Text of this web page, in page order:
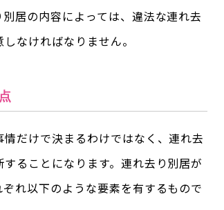
居の内容によっては、違法な連れ去
なければなりません。
だけで決まるわけではなく、連れ去
ることになります。連れ去り別居が
れ以下のような要素を有するもので